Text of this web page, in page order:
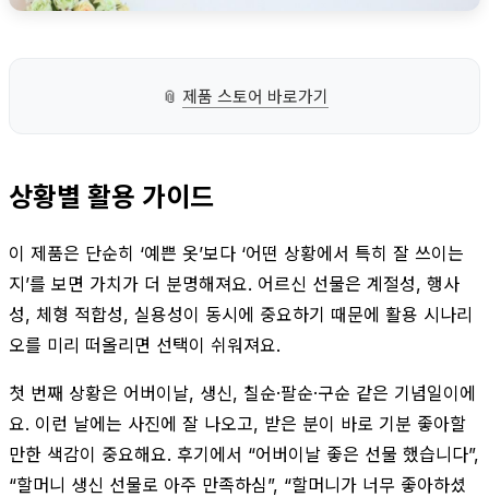
📎 제품 스토어 바로가기
상황별 활용 가이드
이 제품은 단순히 ‘예쁜 옷’보다 ‘어떤 상황에서 특히 잘 쓰이는
지’를 보면 가치가 더 분명해져요. 어르신 선물은 계절성, 행사
성, 체형 적합성, 실용성이 동시에 중요하기 때문에 활용 시나리
오를 미리 떠올리면 선택이 쉬워져요.
첫 번째 상황은 어버이날, 생신, 칠순·팔순·구순 같은 기념일이에
요. 이런 날에는 사진에 잘 나오고, 받은 분이 바로 기분 좋아할
만한 색감이 중요해요. 후기에서 “어버이날 좋은 선물 했습니다”,
“할머니 생신 선물로 아주 만족하심”, “할머니가 너무 좋아하셨